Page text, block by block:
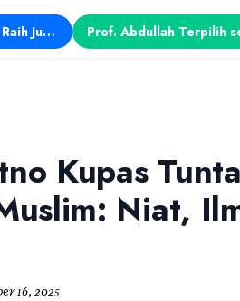
Siswa MTs Darussalam Raih Juara 1 dalam Porseni Tingkat Kabupaten Ciamis Tahun 2026
Kupas
Niat,
16, 2025